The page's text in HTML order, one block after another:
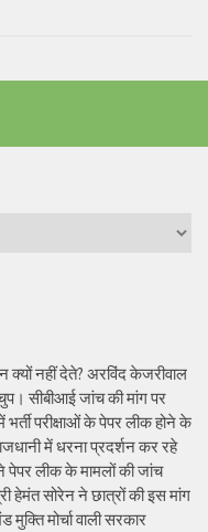
नहीं देते? अरविंद केजरीवाल
सीबीआई जांच की मांग पर
परीक्षाओं के पेपर लीक होने के
में धरना प्रदर्शन कर रहे
लीक के मामलों की जांच
हेमंत सोरेन ने छात्रों की इस मांग
मोर्चा वाली सरकार